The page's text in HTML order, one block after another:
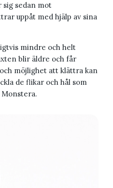
sig sedan mot
uppåt med hjälp av sina
mindre och helt
blir äldre och får
möjlighet att klättra kan
de flikar och hål som